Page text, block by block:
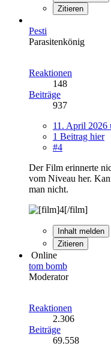
Zitieren
Pesti
Parasitenkönig
Reaktionen
148
Beiträge
937
11. April 2026
1 Beitrag hier
#4
Der Film erinnerte
vom Niveau her.
man nicht.
Inhalt melden
Zitieren
Online
tom bomb
Moderator
Reaktionen
2.306
Beiträge
69.558